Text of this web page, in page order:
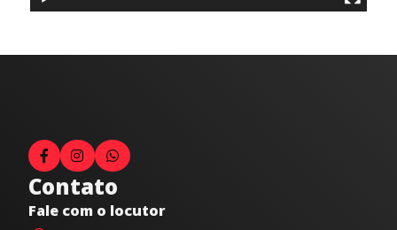
Contato
Fale com o locutor